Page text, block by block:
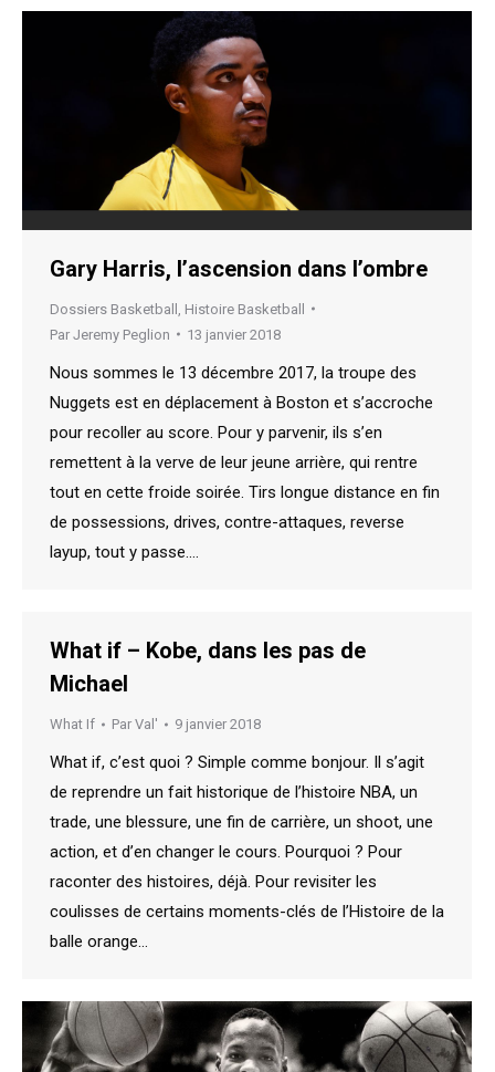
Gary Harris, l’ascension dans l’ombre
Dossiers Basketball
Histoire Basketball
Par Jeremy Peglion 13 janvier 2018
Nous sommes le 13 décembre 2017, la troupe des
Nuggets est en déplacement à Boston et s’accroche
pour recoller au score. Pour y parvenir, ils s’en
remettent à la verve de leur jeune arrière, qui rentre
tout en cette froide soirée. Tirs longue distance en fin
de possessions, drives, contre-attaques, reverse
layup, tout y passe.…
What if – Kobe, dans les pas de
Michael
What If Par Val' 9 janvier 2018
What if, c’est quoi ? Simple comme bonjour. Il s’agit
de reprendre un fait historique de l’histoire NBA, un
trade, une blessure, une fin de carrière, un shoot, une
action, et d’en changer le cours. Pourquoi ? Pour
raconter des histoires, déjà. Pour revisiter les
coulisses de certains moments-clés de l’Histoire de la
balle orange…